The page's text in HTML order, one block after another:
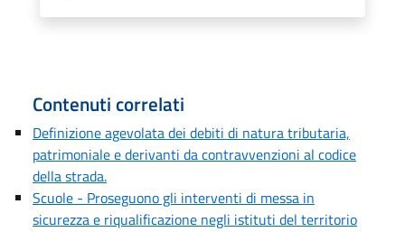
Contenuti correlati
Definizione agevolata dei debiti di natura tributaria,
patrimoniale e derivanti da contravvenzioni al codice
della strada.
Scuole - Proseguono gli interventi di messa in
sicurezza e riqualificazione negli istituti del territorio